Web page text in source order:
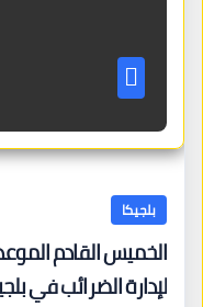
بلجيكا
الخميس القادم
لإدارة الضرائب في